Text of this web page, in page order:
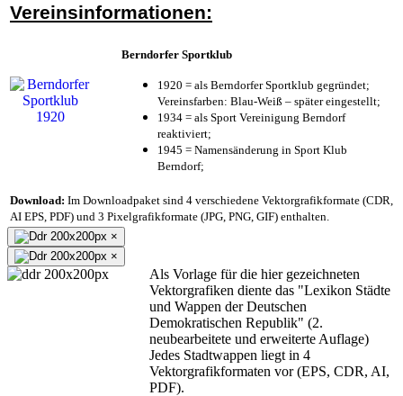
Vereinsinformationen:
Berndorfer Sportklub
1920 = als Berndorfer Sportklub gegründet;
Vereinsfarben: Blau-Weiß – später eingestellt;
1934 = als Sport Vereinigung Berndorf
reaktiviert;
1945 = Namensänderung in Sport Klub
Berndorf;
Download: Im Downloadpaket sind 4 verschiedene Vektorgrafikformate (CDR,
AI EPS, PDF) und 3 Pixelgrafikformate (JPG, PNG, GIF) enthalten.
×
×
Als Vorlage für die hier gezeichneten
Vektorgrafiken diente das "Lexikon Städte
und Wappen der Deutschen
Demokratischen Republik" (2.
neubearbeitete und erweiterte Auflage)
Jedes Stadtwappen liegt in 4
Vektorgrafikformaten vor (EPS, CDR, AI,
PDF).